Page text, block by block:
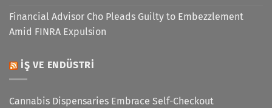
Financial Advisor Cho Pleads Guilty to Embezzlement
Amid FINRA Expulsion
İŞ VE ENDÜSTRI
Cannabis Dispensaries Embrace Self-Checkout